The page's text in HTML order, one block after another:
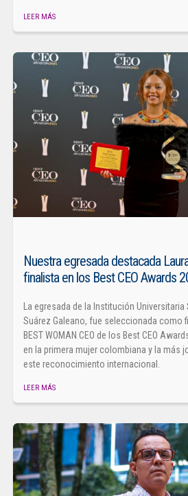
LEER MÁS
Nuestra egresada destacada
finalista en los Best CEO Awards
La egresada de la Institución Universitaria
Suárez Galeano, fue seleccionada como
BEST WOMAN CEO de los Best CEO
en la primera mujer colombiana y la más
este reconocimiento internacional.
LEER MÁS